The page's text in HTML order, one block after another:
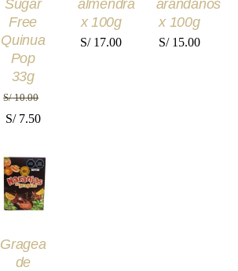
Sugar
Free
Quinua
Pop
33g
S/10.00
El
original
era:
S/ 10.00.
S/7.50El
actual
es:
S/ 7.50.
almendra
x 100g
S/17.00
arándanos
x 100g
S/15.00
AL
CARRITO
/
Gragea
de